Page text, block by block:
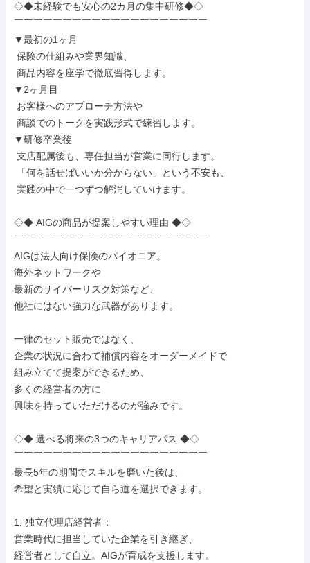
◇◆未経験でも安心の2カ月の集中研修◆◇
￣￣￣￣￣￣￣￣￣￣￣￣￣￣￣￣￣￣￣￣
▼最初の1ヶ月
▼2ヶ月目
▼研修卒業後
◇◆ AIGの商品が提案しやすい理由 ◆◇
￣￣￣￣￣￣￣￣￣￣￣￣￣￣￣￣￣￣￣￣
AIGは法人向け保険のパイオニア。
海外ネットワークや
最新のサイバーリスク対策など、
他社にはない強力な武器があります。
一律のセット販売ではなく、
企業の状況に合わて補償内容をオーダーメイドで
組み立てて提案ができるため、
多くの経営者の方に
興味を持っていただけるのが強みです。
◇◆ 選べる将来の3つのキャリアパス ◆◇
￣￣￣￣￣￣￣￣￣￣￣￣￣￣￣￣￣￣￣￣
最長5年の期間でスキルを磨いた後は、
希望と実績に応じて自ら道を選択できます。
1. 独立代理店経営者：
営業時代に担当していた企業を引き継ぎ、
経営者として自立。AIGが育成を支援します。